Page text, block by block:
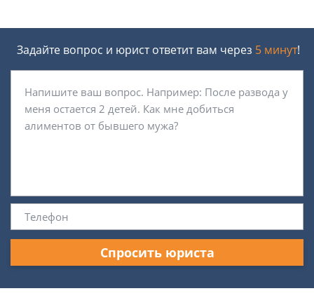
Задайте вопрос и юрист ответит вам через 5 минут!
Спросить юриста